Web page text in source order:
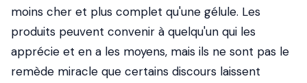
moins cher et plus complet qu'une gélule. Les
produits peuvent convenir à quelqu'un qui les
apprécie et en a les moyens, mais ils ne sont pas le
remède miracle que certains discours laissent